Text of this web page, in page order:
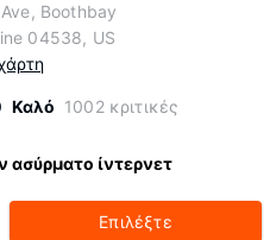
Boothbay
04538, US
Καλό 1002 κριτικές
ασύρματο ίντερνετ
Επιλέξτε